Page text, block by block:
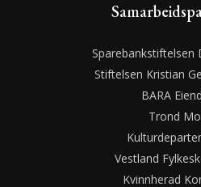
Sparebankstiftelsen
Stiftelsen Kristian
BARA
Trond
Vestland
Kvinnherad